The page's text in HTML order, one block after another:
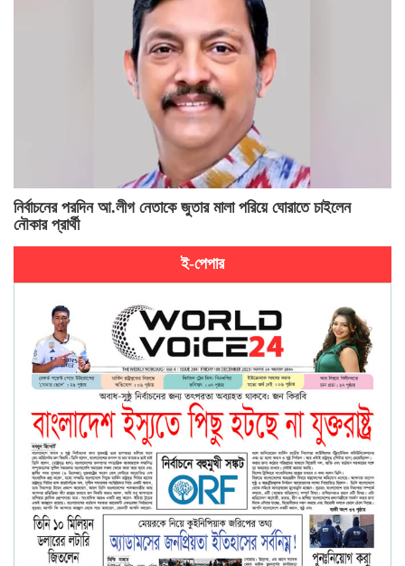
নির্বাচনের পরদিন আ.লীগ নেতাকে জুতার মালা পরিয়ে ঘোরাতে চাইলেন
নৌকার প্রার্থী
ই-পেপার